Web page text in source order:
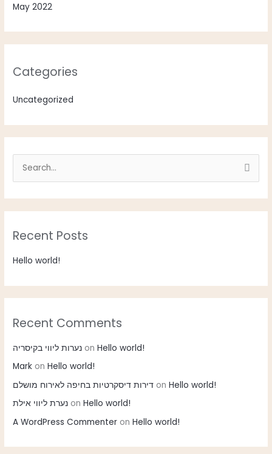
May 2022
Categories
Uncategorized
e
a
c
o
r
:
Recent Posts
Hello world!
Recent Comments
נערות ליווי בקיסריה onHello world!
Mark onHello world!
דירות דיסקרטיות בחיפה לאירוח מושלם onHello world!
נערת ליווי אילת onHello world!
A WordPress Commenter onHello world!